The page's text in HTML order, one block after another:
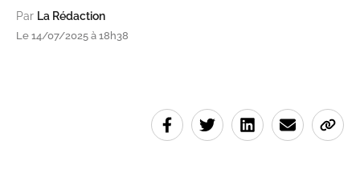
Par La Rédaction
Le 14/07/2025 à 18h38